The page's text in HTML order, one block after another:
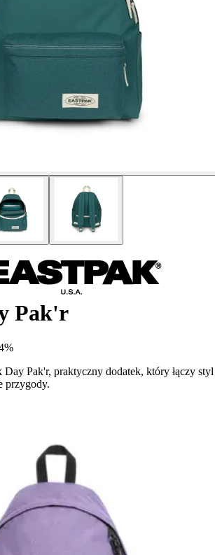
Pak'r
Pak'r, praktyczny dodatek, który łączy styl
przygody.